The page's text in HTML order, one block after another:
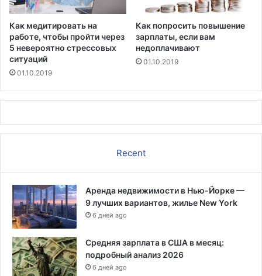
Как медитировать на
работе, чтобы пройти через
5 невероятно стрессовых
ситуаций
01.10.2019
Как попросить повышение
зарплаты, если вам
недоплачивают
01.10.2019
Recent
Аренда недвижимости в Нью-Йорке —
9 лучших вариантов, жилье New York
6 дней ago
Средняя зарплата в США в месяц:
подробный анализ 2026
6 дней ago